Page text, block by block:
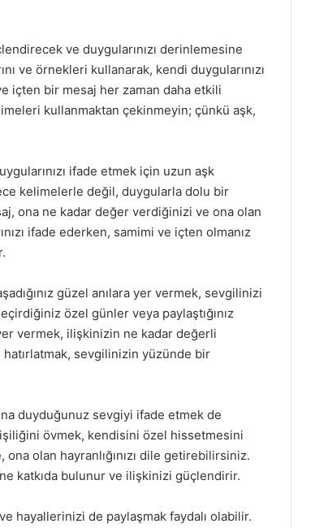
ve duygularınızı derinlemesine
ve örnekleri kullanarak, kendi duygularınızı
içten bir mesaj her zaman daha etkili
kullanmaktan çekinmeyin; çünkü aşk,
ifade etmek için uzun aşk
kelimelerle değil, duygularla dolu bir
ona ne kadar değer verdiğinizi ve ona olan
ifade ederken, samimi ve içten olmanız
güzel anılara yer vermek, sevgilinizi
özel günler veya paylaştığınız
vermek, ilişkinizin ne kadar değerli
hatırlatmak, sevgilinizin yüzünde bir
duyduğunuz sevgiyi ifade etmek de
övmek, kendisini özel hissetmesini
olan hayranlığınızı dile getirebilirsiniz.
katkıda bulunur ve ilişkinizi güçlendirir.
hayallerinizi de paylaşmak faydalı olabilir.